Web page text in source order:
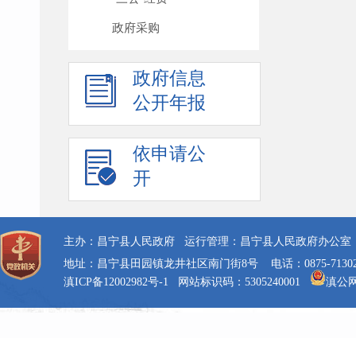
政府采购
政府信息
公开年报
依申请公
开